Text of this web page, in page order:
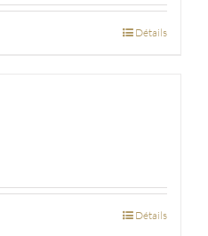
Détails
Détails